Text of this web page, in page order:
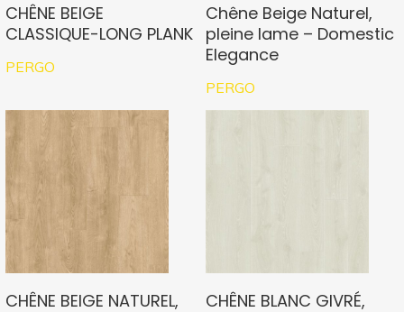
CHÊNE BEIGE
CLASSIQUE-LONG PLANK
PERGO
Chêne Beige Naturel,
pleine lame – Domestic
Elegance
PERGO
CHÊNE BEIGE NATUREL,
CHÊNE BLANC GIVRÉ,